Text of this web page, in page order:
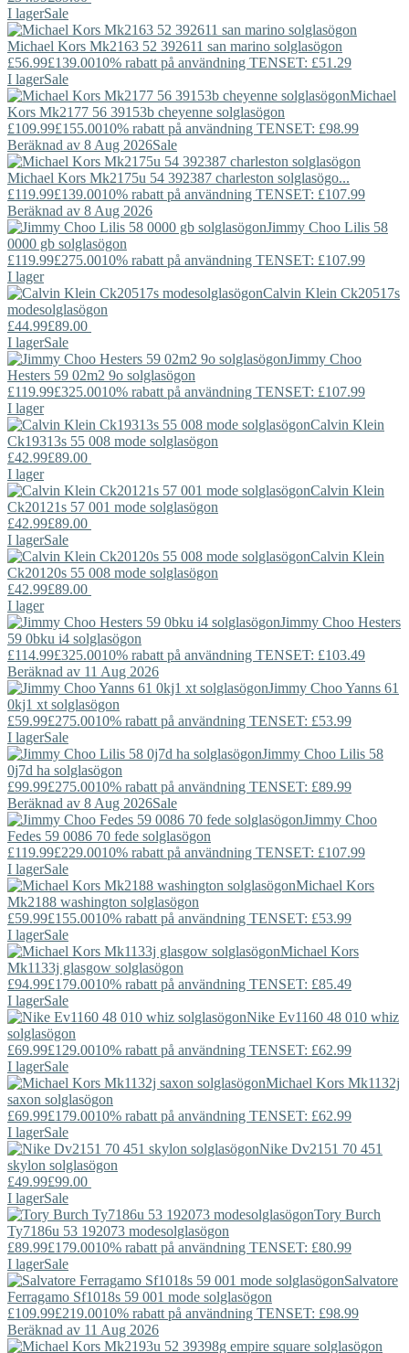
I lagerSale
Michael Kors Mk2163 52 392611 san marino solglasögon
£56.99£139.0010% rabatt på användning TENSET: £51.29
I lagerSale
Michael
Kors Mk2177 56 39153b cheyenne solglasögon
£109.99£155.0010% rabatt på användning TENSET: £98.99
Beräknad av 8 Aug 2026Sale
Michael Kors Mk2175u 54 392387 charleston solglasögo...
£119.99£139.0010% rabatt på användning TENSET: £107.99
Beräknad av 8 Aug 2026
Jimmy Choo Lilis 58
0000 gb solglasögon
£119.99£275.0010% rabatt på användning TENSET: £107.99
I lager
Calvin Klein Ck20517s
modesolglasögon
£44.99£89.00
I lagerSale
Jimmy Choo
Hesters 59 02m2 9o solglasögon
£119.99£325.0010% rabatt på användning TENSET: £107.99
I lager
Calvin Klein
Ck19313s 55 008 mode solglasögon
£42.99£89.00
I lager
Calvin Klein
Ck20121s 57 001 mode solglasögon
£42.99£89.00
I lagerSale
Calvin Klein
Ck20120s 55 008 mode solglasögon
£42.99£89.00
I lager
Jimmy Choo Hesters
59 0bku i4 solglasögon
£114.99£325.0010% rabatt på användning TENSET: £103.49
Beräknad av 11 Aug 2026
Jimmy ChooYanns 61
0kj1 xt solglasögon
£59.99£275.0010% rabatt på användning TENSET: £53.99
I lagerSale
Jimmy Choo Lilis 58
0j7d ha solglasögon
£99.99£275.0010% rabatt på användning TENSET: £89.99
Beräknad av 8 Aug 2026Sale
Jimmy Choo
Fedes 59 0086 70 fede solglasögon
£119.99£229.0010% rabatt på användning TENSET: £107.99
I lagerSale
Michael Kors
Mk2188 washington solglasögon
£59.99£155.0010% rabatt på användning TENSET: £53.99
I lagerSale
Michael Kors
Mk1133j glasgow solglasögon
£94.99£179.0010% rabatt på användning TENSET: £85.49
I lagerSale
Nike Ev1160 48 010 whiz
solglasögon
£69.99£129.0010% rabatt på användning TENSET: £62.99
I lagerSale
Michael Kors Mk1132j
saxon solglasögon
£69.99£179.0010% rabatt på användning TENSET: £62.99
I lagerSale
Nike Dv2151 70 451
skylon solglasögon
£49.99£99.00
I lagerSale
Tory Burch
Ty7186u 53 192073 modesolglasögon
£89.99£179.0010% rabatt på användning TENSET: £80.99
I lagerSale
Salvatore
Ferragamo Sf1018s 59 001 mode solglasögon
£109.99£219.0010% rabatt på användning TENSET: £98.99
Beräknad av 11 Aug 2026